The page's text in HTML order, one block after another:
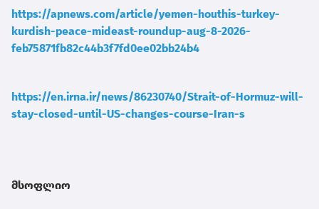
https://apnews.com/article/yemen-houthis-turkey-
kurdish-peace-mideast-roundup-aug-8-2026-
feb75871fb82c44b3f7fd0ee02bb24b4
https://en.irna.ir/news/86230740/Strait-of-Hormuz-will-
stay-closed-until-US-changes-course-Iran-s
მსოფლიო